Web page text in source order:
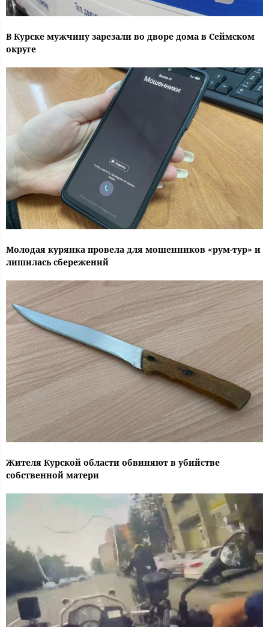
В Курске мужчину зарезали во дворе дома в Сеймском
округе
Молодая курянка провела для мошенников «рум-тур» и
лишилась сбережений
Жителя Курской области обвиняют в убийстве
собственной матери